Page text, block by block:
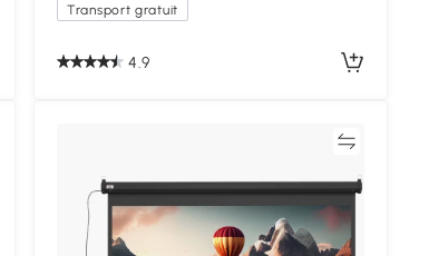
Transport gratuit
4.9